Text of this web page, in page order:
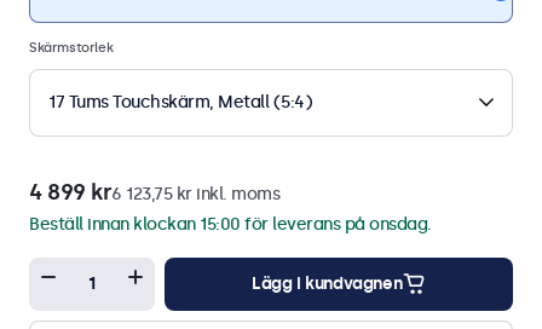
Skärmstorlek
17 Tums Touchskärm, Metall (5:4)
4 899 kr6 123,75 kr inkl. moms
Beställ innan klockan 15:00 för leverans på onsdag.
Lägg i kundvagnen